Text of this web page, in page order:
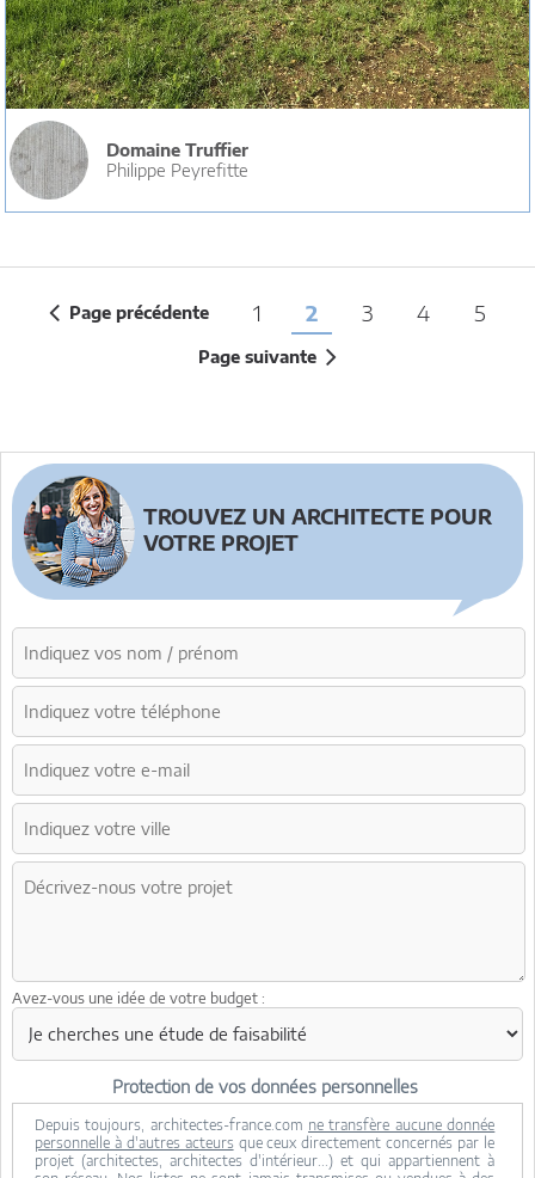
Domaine Truffier
Philippe Peyrefitte
Page précédente 1 2 3 4 5
Page suivante
TROUVEZ UN ARCHITECTE POUR
VOTRE PROJET
Avez-vous une idée de votre budget :
Protection de vos données personnelles
Depuis toujours, architectes-france.com ne transfère aucune donnée
personnelle à d'autres acteurs que ceux directement concernés par le
projet (architectes, architectes d'intérieur...) et qui appartiennent à